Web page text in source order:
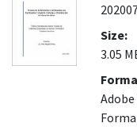
Size:
3.05